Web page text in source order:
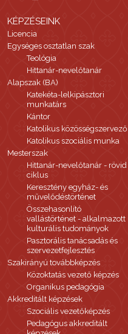
KÉPZÉSEINK
Licencia
Egységes osztatlan szak
Teológia
Hittanár-nevelőtanár
Alapszak (BA)
Katekéta-lelkipásztori
munkatárs
Kántor
Katolikus közösségszervező
Katolikus szociális munka
Mesterszak
Hittanár-nevelőtanár - rövid
ciklus
Keresztény egyház- és
művelődéstörténet
Összehasonlító
vallástörténet - alkalmazott
kulturális tudományok
Pasztorális tanácsadás és
szervezetfejlesztés
Szakirányú továbbképzés
Közoktatás vezető képzés
Organikus pedagógia
Akkreditált képzések
Szociális vezetőképzés
Pedagógus akkreditált